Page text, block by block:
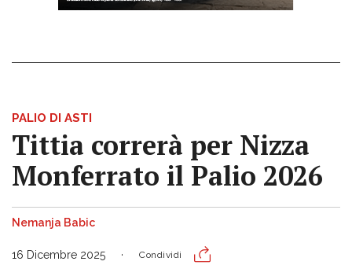
PALIO DI ASTI
Tittia correrà per Nizza
Monferrato il Palio 2026
Nemanja Babic
16 Dicembre 2025 Condividi